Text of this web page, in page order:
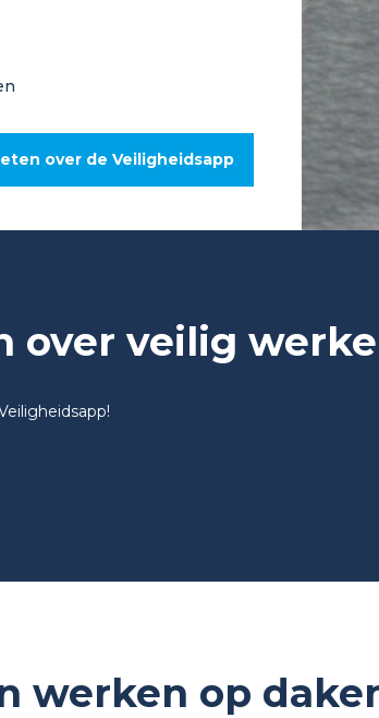
over de Veiligheidsapp
over veilig
werken op